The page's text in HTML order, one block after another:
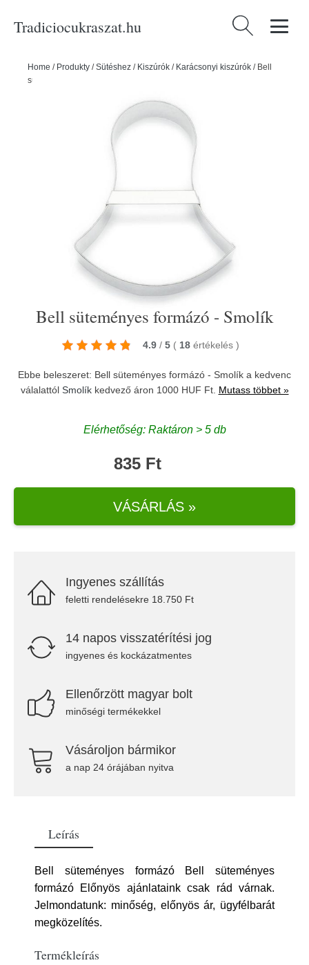
Tradiciocukraszat.hu Keresés:
Home / Produkty /Sütéshez / Kiszúrók / Karácsonyi kiszúrók / Bell
süteményes formázó - Smolík
Bell süteményes formázó - Smolík
4.9 / 5 ( 18 értékelés )
Ebbe beleszeret: Bell süteményes formázó - Smolík a kedvenc
válalattól Smolíkkedvező áron 1000 HUF Ft. Mutass többet »
Elérhetőség: Raktáron > 5 db
835 Ft
VÁSÁRLÁS »
Ingyenes szállítás
feletti rendelésekre 18.750 Ft
14 napos visszatérítési jog
ingyenes és kockázatmentes
Ellenőrzött magyar bolt
minőségi termékekkel
Vásároljon bármikor
a nap 24 órájában nyitva
Leírás
Bell süteményes formázó Bell süteményes
formázó Előnyös ajánlataink csak rád várnak.
Jelmondatunk: minőség, előnyös ár, ügyfélbarát
megközelítés.
Termékleírás